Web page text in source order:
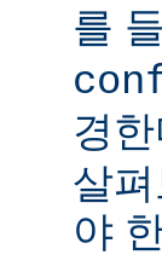
를
경
살
야